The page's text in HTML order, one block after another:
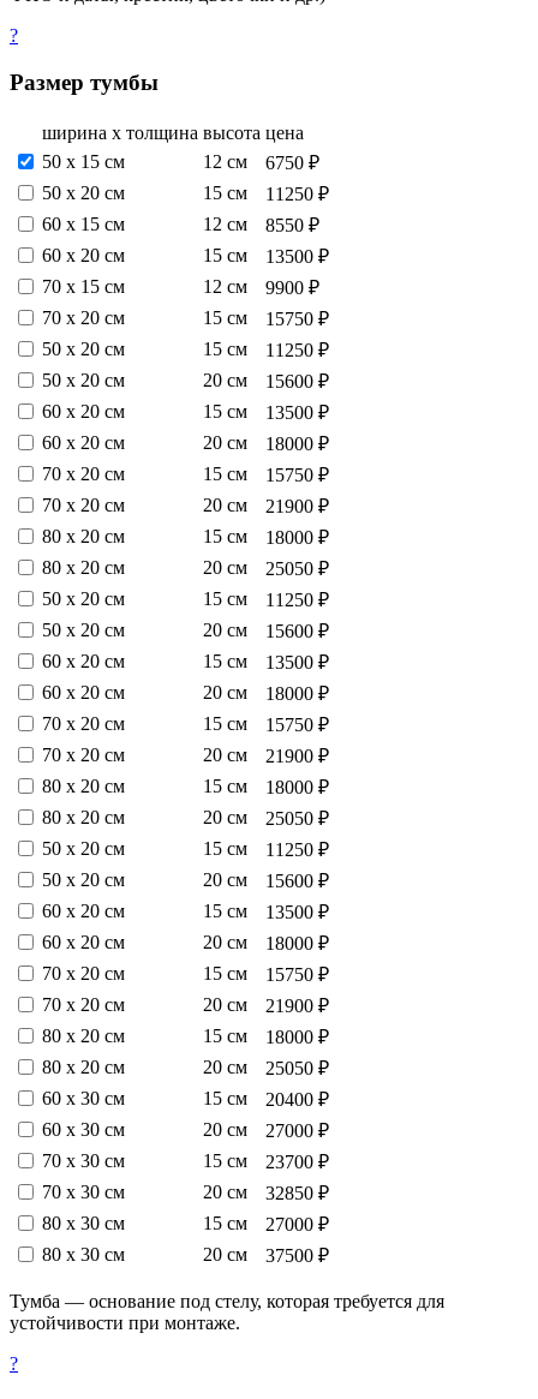
?
Размер тумбы
ширина х толщина высота цена
50 х 15 см
12 см
6750 ₽
50 х 20 см
15 см
11250 ₽
60 х 15 см
12 см
8550 ₽
60 х 20 см
15 см
13500 ₽
70 х 15 см
12 см
9900 ₽
70 х 20 см
15 см
15750 ₽
50 х 20 см
15 см
11250 ₽
50 х 20 см
20 см
15600 ₽
60 х 20 см
15 см
13500 ₽
60 х 20 см
20 см
18000 ₽
70 х 20 см
15 см
15750 ₽
70 х 20 см
20 см
21900 ₽
80 х 20 см
15 см
18000 ₽
80 х 20 см
20 см
25050 ₽
50 х 20 см
15 см
11250 ₽
50 х 20 см
20 см
15600 ₽
60 х 20 см
15 см
13500 ₽
60 х 20 см
20 см
18000 ₽
70 х 20 см
15 см
15750 ₽
70 х 20 см
20 см
21900 ₽
80 х 20 см
15 см
18000 ₽
80 х 20 см
20 см
25050 ₽
50 х 20 см
15 см
11250 ₽
50 х 20 см
20 см
15600 ₽
60 х 20 см
15 см
13500 ₽
60 х 20 см
20 см
18000 ₽
70 х 20 см
15 см
15750 ₽
70 х 20 см
20 см
21900 ₽
80 х 20 см
15 см
18000 ₽
80 х 20 см
20 см
25050 ₽
60 х 30 см
15 см
20400 ₽
60 х 30 см
20 см
27000 ₽
70 х 30 см
15 см
23700 ₽
70 х 30 см
20 см
32850 ₽
80 х 30 см
15 см
27000 ₽
80 х 30 см
20 см 37500 ₽
Тумба — основание под стелу, которая требуется для
устойчивости при монтаже.
?